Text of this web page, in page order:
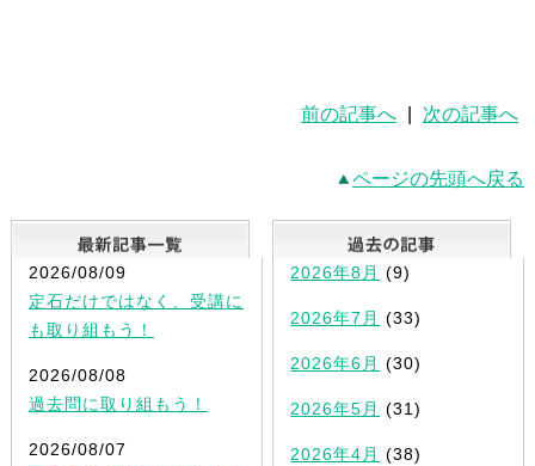
前の記事へ 次の記事へ
ページの先頭へ戻る
最新記事一覧
2026/08/09
定石だけではなく、受講に
も取り組もう！
2026/08/08
過去問に取り組もう！
2026/08/07
2026年8月 (9)
2026年7月 (33)
2026年6月 (30)
2026年5月 (31)
2026年4月 (38)